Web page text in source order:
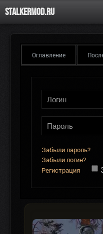
Stalkermod.ru
Оглавление
Забыли пароль?
Забыли логин?
Регистрация